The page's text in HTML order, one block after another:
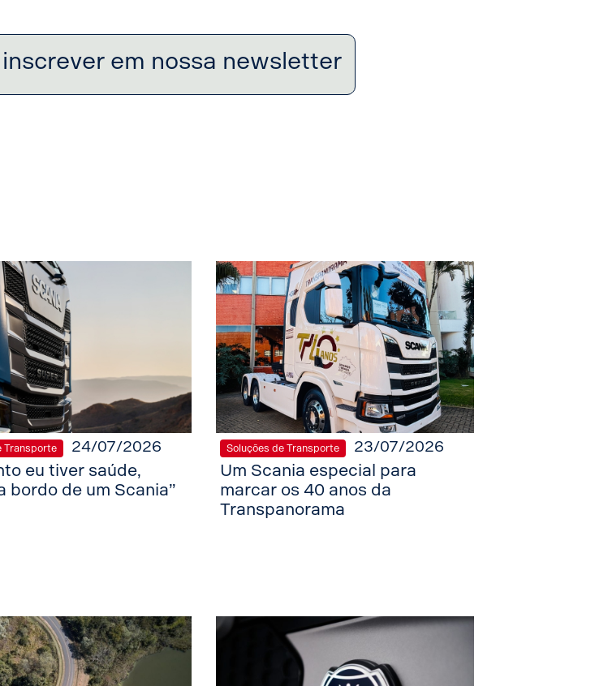
em nossa newsletter
Transporte 24/07/2026
eu tiver saúde,
bordo de um Scania”
Soluções de Transporte 23/07/2026
Um Scania especial para
marcar os 40 anos da
Transpanorama